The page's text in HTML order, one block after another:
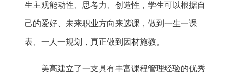
生主观能动性、思考力、创造性，学生可以根据自
己的爱好、未来职业方向来选课，做到一生一课
表、一人一规划，真正做到因材施教。
美高建立了一支具有丰富课程管理经验的优秀